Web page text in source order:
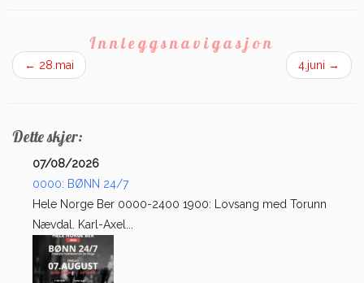
Innleggsnavigasjon
← 28.mai 4.juni →
Dette skjer:
07/08/2026
0000: BØNN 24/7
Hele Norge Ber 0000-2400 1900: Lovsang med Torunn
Nævdal. Karl-Axel...